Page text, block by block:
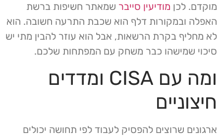
מוקדם. לכן מודיעין סייבר שמאתר חשיפות ברשת
האפלה ובמקורות דלף הוא שכבת התרעה חשובה. הוא
לא מחליף בקרת הרשאות, אבל הוא עוזר להבין מתי יש
סיכוי שמישהו כבר משחק עם המפתחות שלכם.
ומה עם CISA ומדדים
חיצוניים
ארגונים שרוצים להפסיק לעבוד לפי תחושה יכולים